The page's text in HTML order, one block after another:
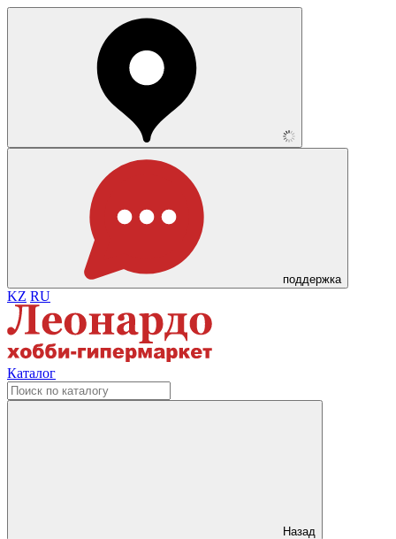
поддержка
KZ RU
Каталог
Назад